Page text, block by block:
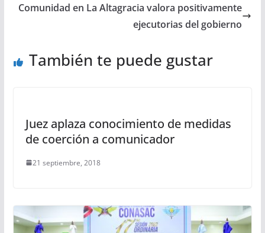
Comunidad en La Altagracia valora positivamente
ejecutorias del gobierno
También te puede gustar
Juez aplaza conocimiento de medidas
de coerción a comunicador
21 septiembre, 2018